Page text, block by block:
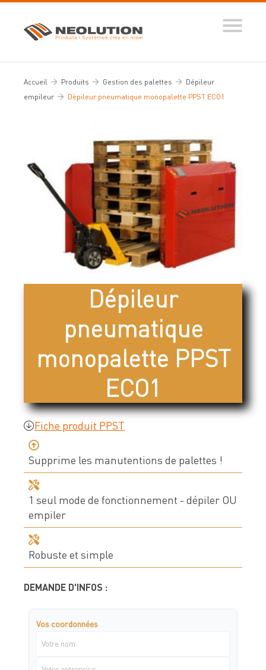
Produits
Ingénierie des flux
Nos réalisations
Tous nos conseils
Dictionnaire de la manutention
Guide de sélection
Devis & contact
À propos de Neolution
Qui sommes-nous
Références clients
Témoignages
Nos engagements
Support & SAV
Accueil Produits Gestion des palettes
Dépileur
empileur
Dépileur pneumatique monopalette PPST ECO1
Dépileur
pneumatique
monopalette PPST
ECO1
Fiche produit PPST
Supprime les manutentions de palettes !
1 seul mode de fonctionnement - dépiler OU
empiler
Robuste et simple
DEMANDE D'INFOS :
Vos coordonnées